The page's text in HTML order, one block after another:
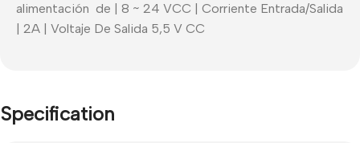
alimentación de | 8 ~ 24 VCC | Corriente Entrada/Salida
| 2A | Voltaje De Salida 5,5 V CC
Specification